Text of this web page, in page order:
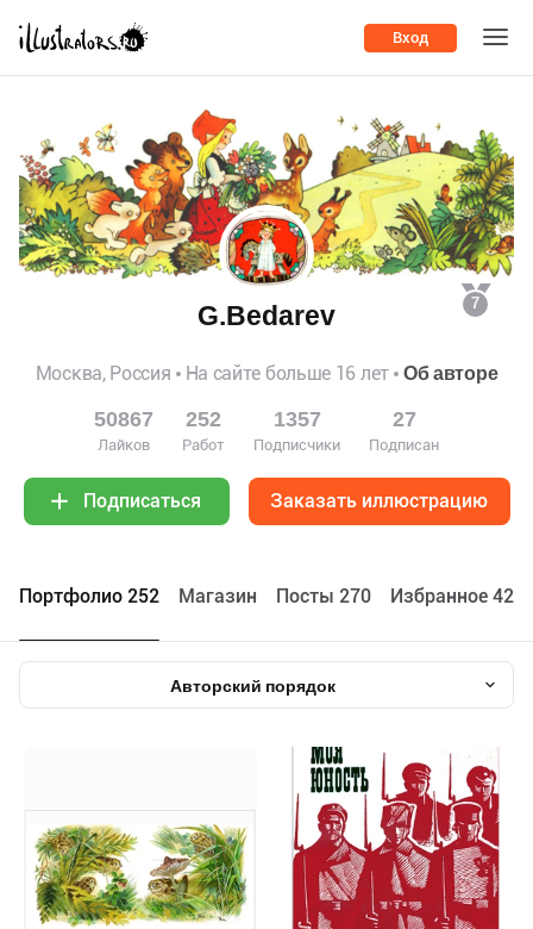
Вход
7
G.Bedarev
Москва, Россия На сайте больше 16 лет Об авторе
50867
Лайков
252
Работ
1357
Подписчики
27
Подписан
Подписаться Заказать иллюстрацию
Портфолио 252 Maгазин Посты 270 Избранное
Авторский порядок